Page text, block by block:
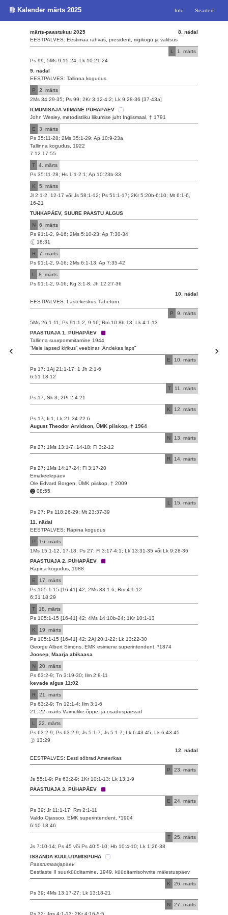
Kalender märts 2025 Info Seaded
8. nädal
märts-paastukuu 2025
EESTPALVES: Eestimaa rahvas, president, riigikogu ja valitsus
L
1. märts
Ps 99; 5Ms 9:15-24; Lk 10:21-24
9. nädal
EESTPALVES: Tallinna kogudus
P
2. märts
2Ms 34:29-35; Ps 99; 2Kr 3:12-4:2; Lk 9:28-36 [37-43a]
ILMUMISAJA VIIMANE PÜHAPÄEV
John Wesley, metodistliku liikumise juht Inglismaal, † 1791
E
3. märts
Ps 35:11-28; 2Ms 35:1-29; Ap 10:9-23a
Tallinna kogudus, 1922
7:12 17:55
T
4. märts
Ps 35:11-28; Hs 1:1-2:1; Ap 10:23b-33
K
5. märts
Jl 2:1-2, 12-17 või Js 58:1-12; Ps 51:1-17; 2Kr 5:20b-6:10; Mt 6:1-6,
16-21
TUHKAPÄEV, SUURE PAASTU ALGUS
N
6. märts
Ps 91:1-2, 9-16; 2Ms 5:10-23; Ap 7:30-34
18:31
R
7. märts
Ps 91:1-2, 9-16; 2Ms 6:1-13; Ap 7:35-42
L
8. märts
Ps 91:1-2, 9-16; Kg 3:1-8; Jh 12:27-36
10. nädal
EESTPALVES: Lastekeskus Tähetorn
P
9. märts
5Ms 26:1-11; Ps 91:1-2, 9-16; Rm 10:8b-13; Lk 4:1-13
PAASTUAJA 1. PÜHAPÄEV
Tallinna suurpommitamine 1944
“Meie lapsed kirikus” veebinar “Andekas laps”
E
10. märts
Ps 17; 1Aj 21:1-17; 1 Jh 2:1-6
6:51 18:12
T
11. märts
Ps 17; Sk 3; 2Pt 2:4-21
K
12. märts
Ps 17; Ii 1; Lk 21:34-22:6
August Theodor Arvidson, ÜMK piiskop, † 1964
N
13. märts
Ps 27; 1Ms 13:1-7, 14-18; Fl 3:2-12
R
14. märts
Ps 27; 1Ms 14:17-24; Fl 3:17-20
Emakeelepäev
Ole Edvard Borgen, ÜMK piiskop, † 2009
08:55
L
15. märts
Ps 27; Ps 118:26-29; Mt 23:37-39
11. nädal
EESTPALVES: Räpina kogudus
P
16. märts
1Ms 15:1-12, 17-18; Ps 27; Fl 3:17-4:1; Lk 13:31-35 või Lk 9:28-36
PAASTUAJA 2. PÜHAPÄEV
Räpina kogudus, 1988
E
17. märts
Ps 105:1-15 [16-41] 42; 2Ms 33:1-6; Rm 4:1-12
6:31 18:29
T
18. märts
Ps 105:1-15 [16-41] 42; 4Ms 14:10b-24; 1Kr 10:1-13
K
19. märts
Ps 105:1-15 [16-41] 42; 2Aj 20:1-22; Lk 13:22-30
George Albert Simons, EMK esimene superintendent, *1874
Joosep, Maarja abikaasa
N
20. märts
Ps 63:2-9; Tn 3:19-30; Ilm 2:8-11
kevade algus 11:02
R
21. märts
Ps 63:2-9; Tn 12:1-4; Ilm 3:1-6
21.-22. märts Vaimulike õppe- ja osaduspäevad
L
22. märts
Ps 63:2-9; Ps 63:2-9; Js 5:1-7; Js 5:1-7; Lk 6:43-45; Lk 6:43-45
13:29
12. nädal
EESTPALVES: Eesti sõbrad Ameerikas
P
23. märts
Js 55:1-9; Ps 63:2-9; 1Kr 10:1-13; Lk 13:1-9
PAASTUAJA 3. PÜHAPÄEV
E
24. märts
Ps 39; Jr 11:1-17; Rm 2:1-11
Valdo Ojassoo, EMK superintendent, *1904
6:10 18:46
T
25. märts
Js 7:10-14; Ps 45 või Ps 40:5-10; Hb 10:4-10; Lk 1:26-38
ISSANDA KUULUTAMISPÜHA
Paastumaarjapäev
Eestlaste II suurküüditamine, 1949, küüditamisohvrite mälestuspäev
K
26. märts
Ps 39; 4Ms 13:17-27; Lk 13:18-21
N
27. märts
Ps 32; Jos 4:1-13; 2Kr 4:16-5:5